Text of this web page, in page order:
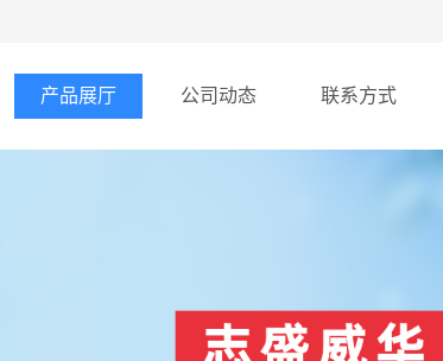
产品展厅 公司动态 联系方式